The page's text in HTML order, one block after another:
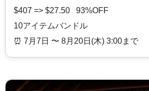
$407 => $27.50 93%OFF
10アイテムバンドル
⏰️ 7月7日 〜 8月20日(木) 3:00まで